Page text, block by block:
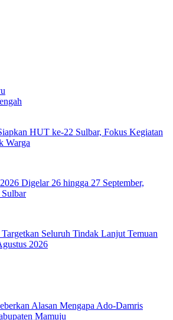
HUT ke-22 Sulbar, Fokus Kegiatan
Warga
Digelar 26 hingga 27 September,
Seluruh Tindak Lanjut Temuan
2026
Alasan Mengapa Ado-Damris
Mamuju